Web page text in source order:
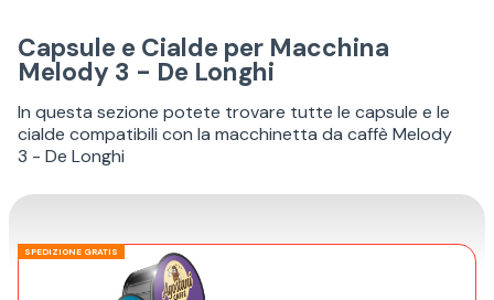
Capsule e Cialde per Macchina
Melody 3 - De Longhi
In questa sezione potete trovare tutte le capsule e le
cialde compatibili con la macchinetta da caffè Melody
3 - De Longhi
SPEDIZIONE GRATIS